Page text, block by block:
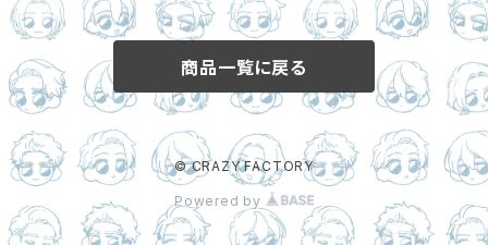
クリアファイル
マスキングテープ
その他
商品一覧に戻る
© CRAZY FACTORY
Powered by